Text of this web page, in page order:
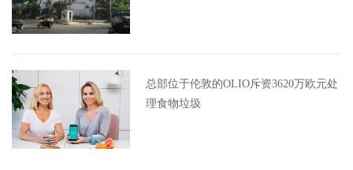
总部位于伦敦的OLIO斥资3620万欧元处
理食物垃圾